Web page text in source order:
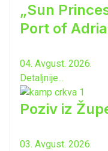
„Sun
Port of Adria
04. Avgust. 2026.
Detaljnije...
Poziv iz
03. Avgust. 2026.